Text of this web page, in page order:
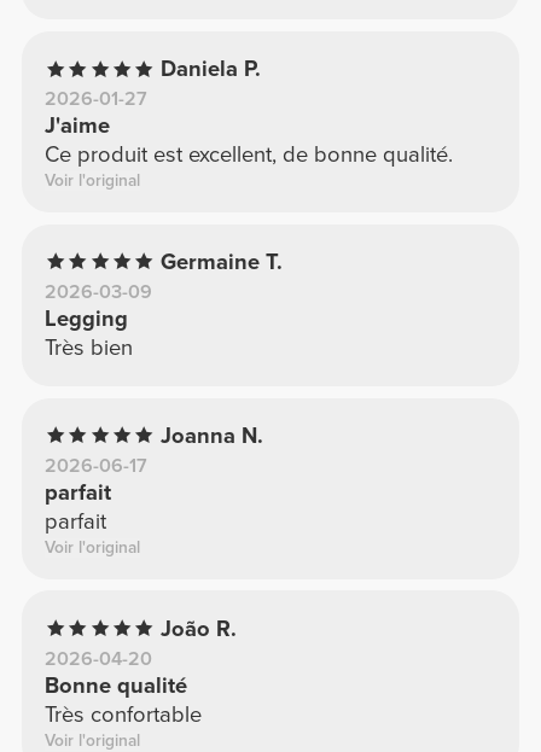
Daniela P.
2026-01-27
J'aime
Ce produit est excellent, de bonne qualité.
Voir l'original
Germaine T.
2026-03-09
Legging
Très bien
Joanna N.
2026-06-17
parfait
parfait
Voir l'original
João R.
2026-04-20
Bonne qualité
Très confortable
Voir l'original